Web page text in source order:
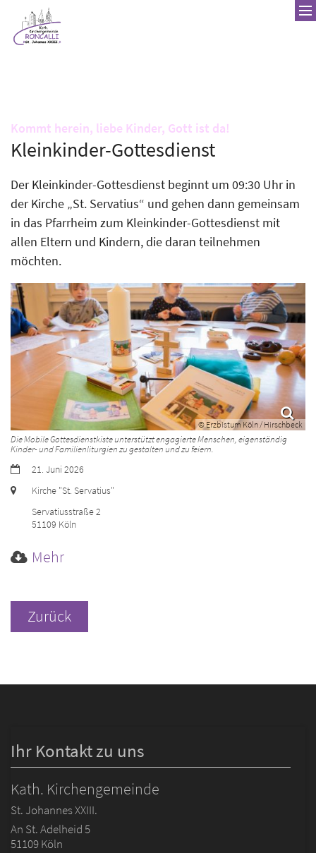
Zum Inhalt springen
Kommt herein, liebe Kinder, Gott ist da!
Kleinkinder-Gottesdienst
Der Kleinkinder-Gottesdienst beginnt um 09:30 Uhr in
der Kirche „St. Servatius“ und gehen dann gemeinsam
in das Pfarrheim zum Kleinkinder-Gottesdienst mit
allen Eltern und Kindern, die daran teilnehmen
möchten.
© Erzbistum Köln / Hirschbeck
Die Mobile Gottesdienstkiste unterstützt engagierte Menschen, eigenständig
Kinder- und Familienliturgien zu gestalten und zu feiern.
Datum:21. Juni 2026
Ort:
Kirche "St. Servatius"
Servatiusstraße 2
51109 Köln
Mehr
Zurück
Ihr Kontakt zu uns
Kath. Kirchengemeinde
St. Johannes XXIII.
An St. Adelheid 5
51109Köln